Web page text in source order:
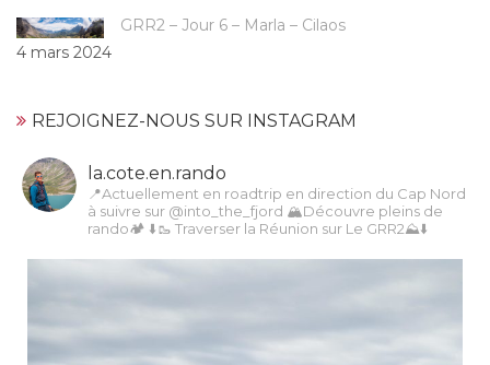
GRR2 – Jour 6 – Marla – Cilaos
4 mars 2024
REJOIGNEZ-NOUS SUR INSTAGRAM
la.cote.en.rando
📍Actuellement en roadtrip en direction du Cap Nord
à suivre sur @into_the_fjord 🏔Découvre pleins de
rando🏕️ ⬇️🥾 Traverser la Réunion sur Le GRR2⛰️⬇️